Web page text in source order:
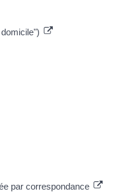
par correspondance